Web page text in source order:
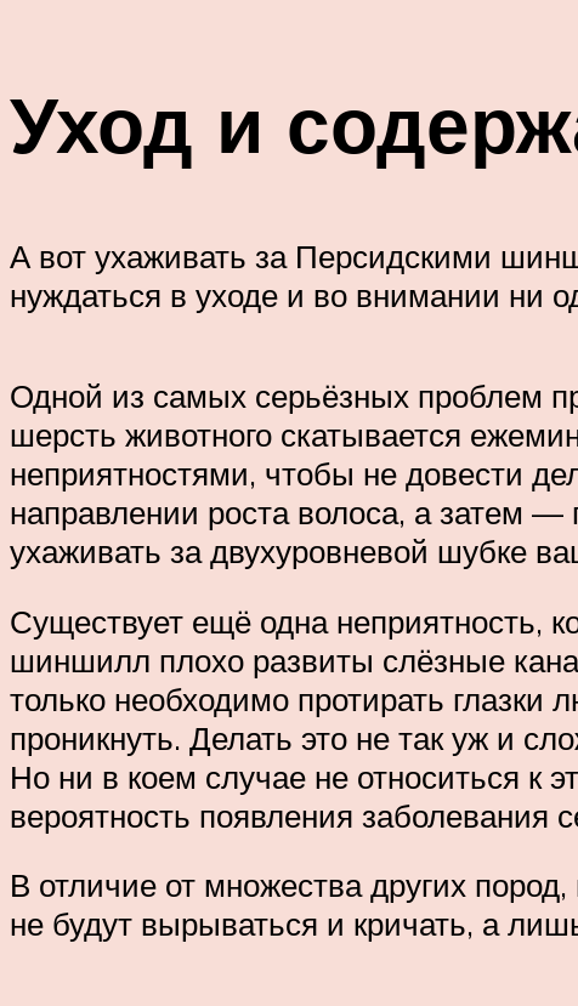
Уход и
А вот ухаживать за Персидскими
нуждаться в уходе и во внимании ни
Одной из самых серьёзных проблем
шерсть животного скатывается
неприятностями, чтобы не довести
направлении роста волоса, а затем
ухаживать за двухуровневой шубке
Существует ещё одна неприятность,
шиншилл плохо развиты слёзные
только необходимо протирать
проникнуть. Делать это не так уж и
Но ни в коем случае не относиться к
вероятность появления заболевания
В отличие от множества других
не будут вырываться и кричать, а